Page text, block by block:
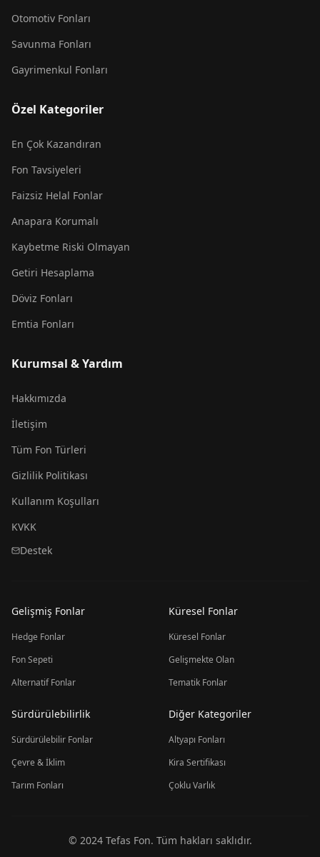
Otomotiv Fonları
Savunma Fonları
Gayrimenkul Fonları
Özel Kategoriler
En Çok Kazandıran
Fon Tavsiyeleri
Faizsiz Helal Fonlar
Anapara Korumalı
Kaybetme Riski Olmayan
Getiri Hesaplama
Döviz Fonları
Emtia Fonları
Kurumsal & Yardım
Hakkımızda
İletişim
Tüm Fon Türleri
Gizlilik Politikası
Kullanım Koşulları
KVKK
Destek
Gelişmiş Fonlar
Hedge Fonlar
Fon Sepeti
Alternatif Fonlar
Küresel Fonlar
Küresel Fonlar
Gelişmekte Olan
Tematik Fonlar
Sürdürülebilirlik
Sürdürülebilir Fonlar
Çevre & İklim
Tarım Fonları
Diğer Kategoriler
Altyapı Fonları
Kira Sertifikası
Çoklu Varlık
© 2024 Tefas Fon. Tüm hakları saklıdır.